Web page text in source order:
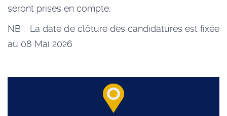
seront prises en compte.
NB : La date de clôture des candidatures est fixée
au 08 Mai 2026.